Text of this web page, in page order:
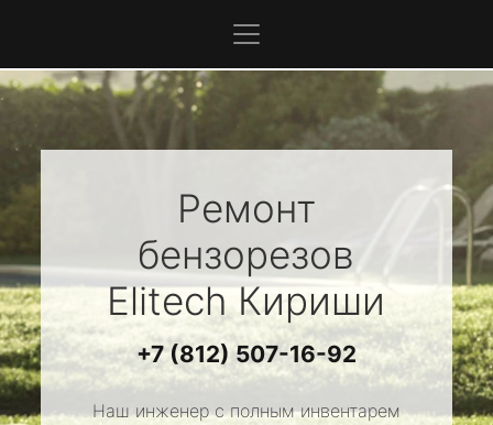
Ремонт
бензорезов
ElitechКириши
+7 (812) 507-16-92
Наш инженер с полным инвентарем